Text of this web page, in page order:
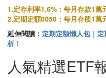
1.定存利率1.6%：每月存款1萬
2.定期定額0050：每月存股1萬
延伸閱讀： 定期定額懶人包｜
析！
人氣精選ETF